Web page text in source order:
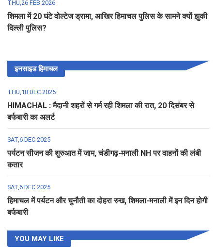
THU,26 FEB 2026
शिमला में 20 घंटे वोल्टेज ड्रामा, आखिर हिमाचल पुलिस के सामने क्यों झुकी
दिल्ली पुलिस?
इनसाइड हिमाचल
THU,18 DEC 2025
HIMACHAL : मैदानी शहरों से गर्म रही शिमला की रात, 20 दिसंबर से
बर्फबारी का अलर्ट
SAT,6 DEC 2025
पर्यटन सीजन की शुरुआत में जाम, चंडीगढ़-मनाली NH पर वाहनों की लंबी
कतार
SAT,6 DEC 2025
हिमाचल में पर्यटन और चुनौती का दोहरा रुख, शिमला-मनाली में इन दिन होगी
बर्फबारी
YOU MAY LIKE